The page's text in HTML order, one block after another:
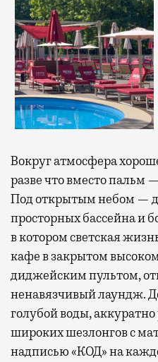
Вокруг атмосфера
разве что вместо пальм
Под открытым небом —
просторных бассейна и
в котором светская
кафе в закрытом
диджейским пультом,
ненавязчивый лаундж.
голубой воды,
широких шезлонгов с
надписью «КОД» на